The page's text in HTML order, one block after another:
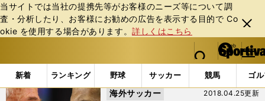
当サイトでは当社の提携先等がお客様のニーズ等について調
査・分析したり、お客様にお勧めの広告を表⽰する⽬的で Co
okie を使⽤する場合があります。詳しくはこちら
閉じ
る
web Sportiva (webスポルティーバ)
検索
マイペ
ー
ジ
メニュ
新着 ランキング 野球 サッカー 競馬 ゴ
b
ス
ポ
「#ハインケス」の最新ニュース・ 情報
2018.04.25更新
海外サッカー